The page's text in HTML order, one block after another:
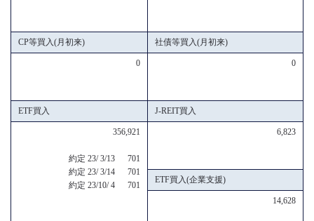
CP等買入(月初来) 社債等買入(月初来)
0 0
ETF買入 J-REIT買入
356,921
約定 23/ 3/13 701
約定 23/ 3/14 701
約定 23/10/ 4 701
6,823
ETF買入(企業支援)
14,628